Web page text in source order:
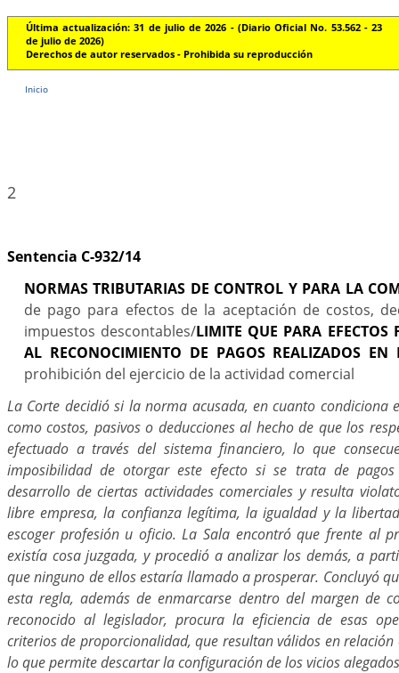
Última actualización: 31 de julio de 2026 - (Diario Oficial No. 53.562 - 23
de julio de 2026)
Derechos de autor reservados - Prohibida su reproducción
Inicio
2
Sentencia C-932/14
NORMAS TRIBUTARIAS DE CONTROL Y PARA LA
de pago para efectos de la aceptación de costos,
impuestos descontables/LIMITE QUE PARA EFECTOS
AL RECONOCIMIENTO DE PAGOS REALIZADOS EN
prohibición del ejercicio de la actividad comercial
La Corte decidió si la norma acusada, en cuanto condiciona
como costos, pasivos o deducciones al hecho de que los
efectuado a través del sistema financiero, lo que
imposibilidad de otorgar este efecto si se trata de
desarrollo de ciertas actividades comerciales y resulta
libre empresa, la confianza legítima, la igualdad y la
escoger profesión u oficio. La Sala encontró que frente al
existía cosa juzgada, y procedió a analizar los demás, a
que ninguno de ellos estaría llamado a prosperar. Concluyó
esta regla, además de enmarcarse dentro del margen de
reconocido al legislador, procura la eficiencia de esas
criterios de proporcionalidad, que resultan válidos en
lo que permite descartar la configuración de los vicios